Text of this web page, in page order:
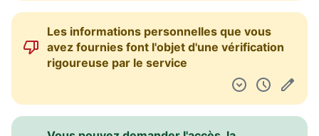
Les informations personnelles que vous
avez fournies font l'objet d'une vérification
rigoureuse par le service